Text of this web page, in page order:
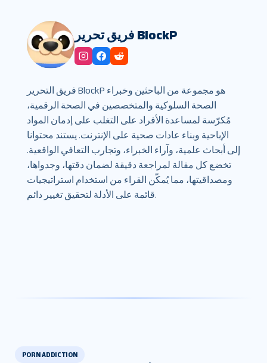
فريق تحرير BlockP
فريق التحرير BlockP هو مجموعة من الباحثين وخبراء
الصحة السلوكية والمتخصصين في الصحة الرقمية،
مُكرّسة لمساعدة الأفراد على التغلب على إدمان المواد
الإباحية وبناء عادات صحية على الإنترنت. يستند محتوانا
إلى أبحاث علمية، وآراء الخبراء، وتجارب التعافي الواقعية.
تخضع كل مقالة لمراجعة دقيقة لضمان دقتها، وجدواها،
ومصداقيتها، مما يُمكّن القراء من استخدام استراتيجيات
قائمة على الأدلة لتحقيق تغيير دائم.
PORN ADDICTION